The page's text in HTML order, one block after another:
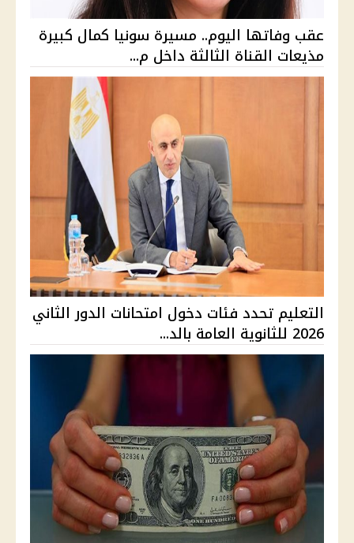
عقب وفاتها اليوم.. مسيرة سونيا كمال كبيرة
مذيعات القناة الثالثة داخل م...
التعليم تحدد فئات دخول امتحانات الدور الثاني
2026 للثانوية العامة بالد...